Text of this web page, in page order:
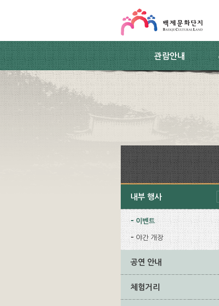
관람안내
내부 행사
이벤트
야간 개장
공연 안내
체험거리